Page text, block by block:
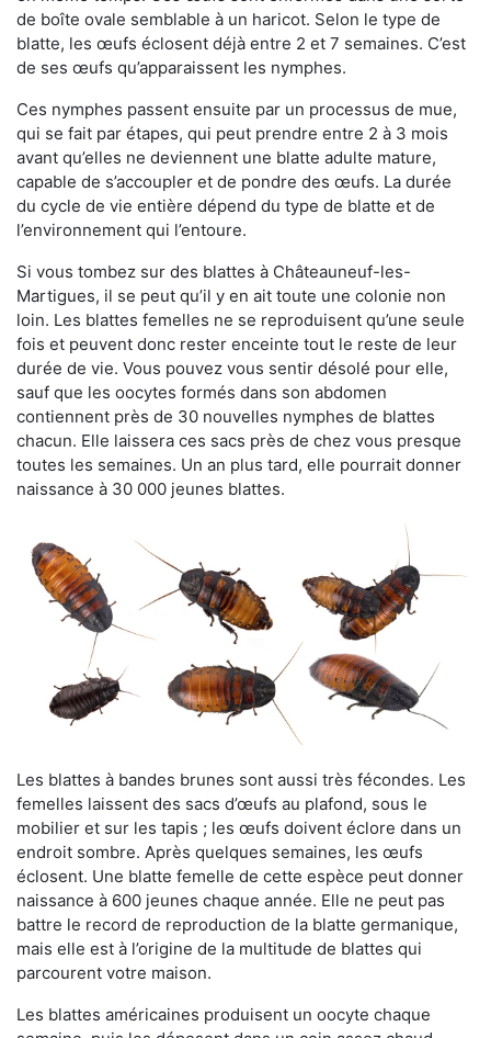
de boîte ovale semblable à un haricot. Selon le type de
blatte, les œufs éclosent déjà entre 2 et 7 semaines. C’est
de ses œufs qu’apparaissent les nymphes.
Ces nymphes passent ensuite par un processus de mue,
qui se fait par étapes, qui peut prendre entre 2 à 3 mois
avant qu’elles ne deviennent une blatte adulte mature,
capable de s’accoupler et de pondre des œufs. La durée
du cycle de vie entière dépend du type de blatte et de
l’environnement qui l’entoure.
Si vous tombez sur des blattes à Châteauneuf-les-
Martigues, il se peut qu’il y en ait toute une colonie non
loin. Les blattes femelles ne se reproduisent qu’une seule
fois et peuvent donc rester enceinte tout le reste de leur
durée de vie. Vous pouvez vous sentir désolé pour elle,
sauf que les oocytes formés dans son abdomen
contiennent près de 30 nouvelles nymphes de blattes
chacun. Elle laissera ces sacs près de chez vous presque
toutes les semaines. Un an plus tard, elle pourrait donner
naissance à 30 000 jeunes blattes.
Les blattes à bandes brunes sont aussi très fécondes. Les
femelles laissent des sacs d’œufs au plafond, sous le
mobilier et sur les tapis ; les œufs doivent éclore dans un
endroit sombre. Après quelques semaines, les œufs
éclosent. Une blatte femelle de cette espèce peut donner
naissance à 600 jeunes chaque année. Elle ne peut pas
battre le record de reproduction de la blatte germanique,
mais elle est à l’origine de la multitude de blattes qui
parcourent votre maison.
Les blattes américaines produisent un oocyte chaque